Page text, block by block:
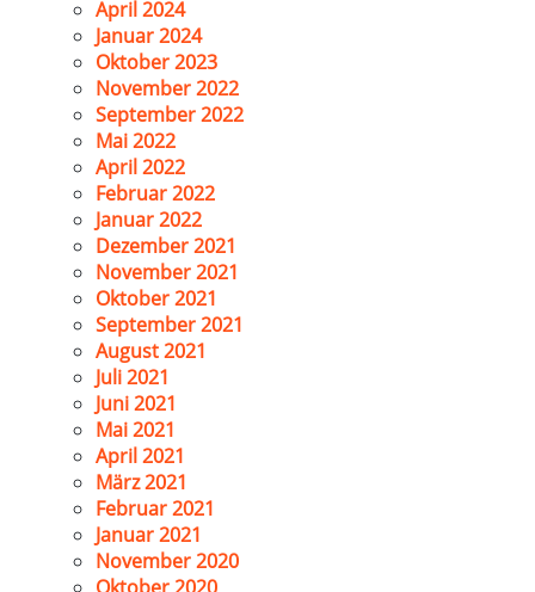
April 2024
Januar 2024
Oktober 2023
November 2022
September 2022
Mai 2022
April 2022
Februar 2022
Januar 2022
Dezember 2021
November 2021
Oktober 2021
September 2021
August 2021
Juli 2021
Juni 2021
Mai 2021
April 2021
März 2021
Februar 2021
Januar 2021
November 2020